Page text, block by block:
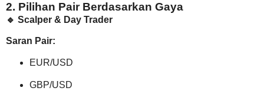
2. Pilihan Pair Berdasarkan Gaya
🔹 Scalper & Day Trader
Saran Pair:
EUR/USD
GBP/USD